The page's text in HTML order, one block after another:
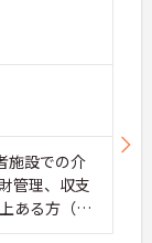
施設での介
管理、収支
ある方（介